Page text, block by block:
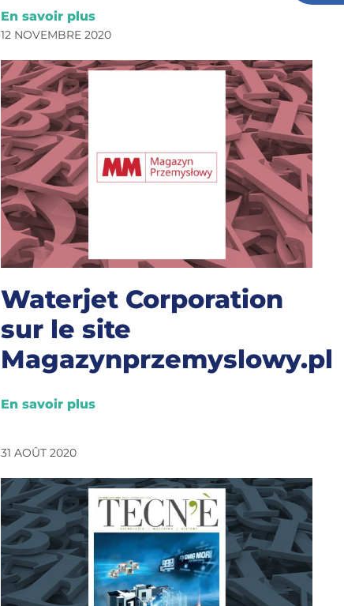
En savoir plus
12 NOVEMBRE 2020
Waterjet Corporation
sur le site
Magazynprzemyslowy.pl
En savoir plus
31 AOÛT 2020